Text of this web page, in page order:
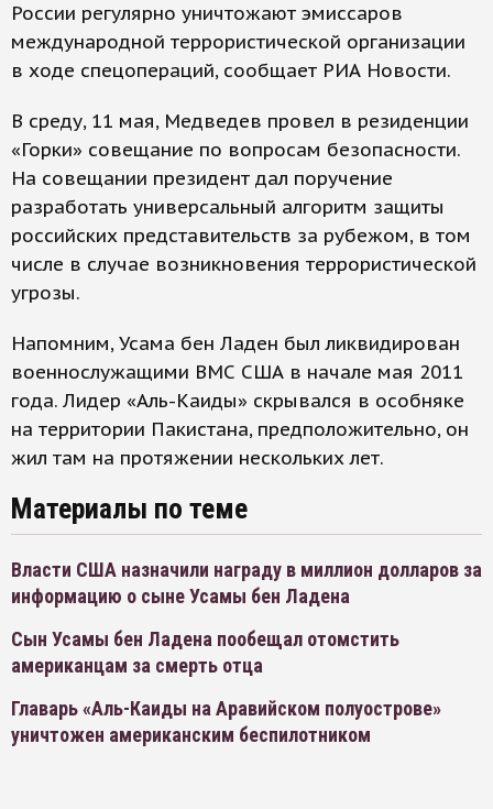
России регулярно уничтожают эмиссаров
международной террористической организации
в ходе спецопераций, сообщает РИА Новости.
В среду, 11 мая, Медведев провел в резиденции
«Горки» совещание по вопросам безопасности.
На совещании президент дал поручение
разработать универсальный алгоритм защиты
российских представительств за рубежом, в том
числе в случае возникновения террористической
угрозы.
Напомним, Усама бен Ладен был ликвидирован
военнослужащими ВМС США в начале мая 2011
года. Лидер «Аль-Каиды» скрывался в особняке
на территории Пакистана, предположительно, он
жил там на протяжении нескольких лет.
Материалы по теме
Власти США назначили награду в миллион долларов за
информацию о сыне Усамы бен Ладена
Сын Усамы бен Ладена пообещал отомстить
американцам за смерть отца
Главарь «Аль-Каиды на Аравийском полуострове»
уничтожен американским беспилотником